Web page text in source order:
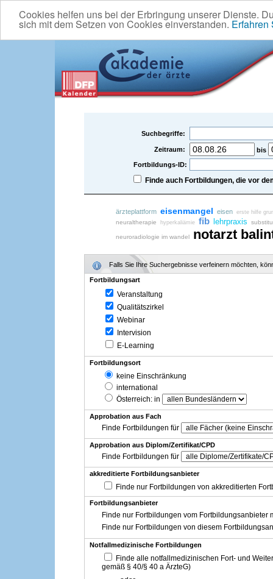
Cookies helfen uns bei der Erbringung unserer Dienste.
sich mit dem Setzen von Cookies einverstanden. Erfahren
Suchbegriffe:
Zeitraum:
bis
Fortbildungs-ID:
Finde auch Fortbildungen, die vor
ärzteplattform eisenmangel eisen erste hilfe
neuraltherapie hyperkaliämie fib lehrpraxis
neuroradiologie im wandel notarzt
Falls Sie Ihre Suchergebnisse verfeinern möchten,
Fortbildungsart
Veranstaltung
Qualitätszirkel
Webinar
Intervision
E-Learning
Fortbildungsort
keine Einschränkung
international
Österreich: in
Approbation aus Fach
Finde Fortbildungen für
Approbation aus Diplom/Zertifikat/CPD
Finde Fortbildungen für
akkreditierte Fortbildungsanbieter
Finde nur Fortbildungen von akkreditierten
Fortbildungsanbieter
Finde nur Fortbildungen vom Fortbildungsanbieter
Finde nur Fortbildungen von diesem
Notfallmedizinische Fortbildungen
Finde alle notfallmedizinischen Fort- und
gemäß § 40/§ 40 a ÄrzteG)